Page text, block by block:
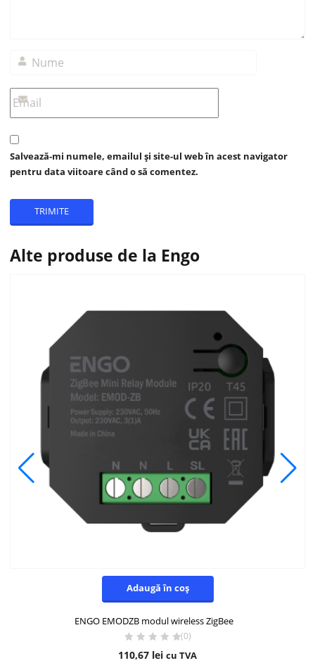
Salvează-mi numele, emailul și site-ul web în acest navigator
pentru data viitoare când o să comentez.
Alte produse de la Engo
Adaugă în coș
ENGO EMODZB modul wireless ZigBee
(0)
110,67 lei cu TVA